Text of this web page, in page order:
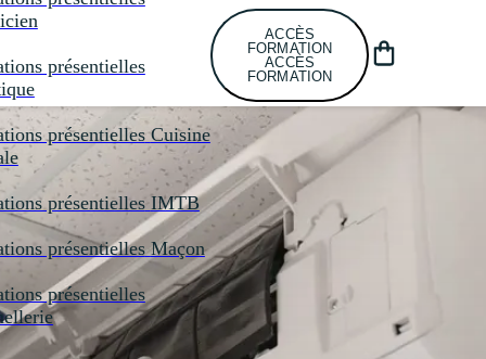
présentielles
présentielles Cuisine
présentielles IMTB
présentielles Maçon
présentielles
ACCÈS
FORMATION
ACCÈS
FORMATION